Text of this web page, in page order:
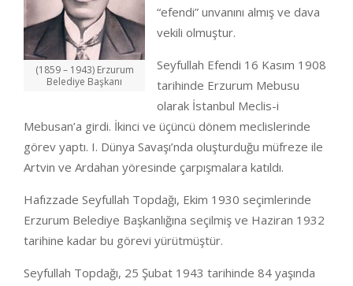
(1859 – 1943) Erzurum
Belediye Başkanı
“efendi” unvanını almış ve dava
vekili olmuştur.
Seyfullah Efendi 16 Kasım 1908
tarihinde Erzurum Mebusu
olarak İstanbul Meclis-i
Mebusan’a girdi. İkinci ve üçüncü dönem meclislerinde
görev yaptı. I. Dünya Savaşı’nda oluşturduğu müfreze ile
Artvin ve Ardahan yöresinde çarpışmalara katıldı.
Hafızzade Seyfullah Topdağı, Ekim 1930 seçimlerinde
Erzurum Belediye Başkanlığına seçilmiş ve Haziran 1932
tarihine kadar bu görevi yürütmüştür.
Seyfullah Topdağı, 25 Şubat 1943 tarihinde 84 yaşında